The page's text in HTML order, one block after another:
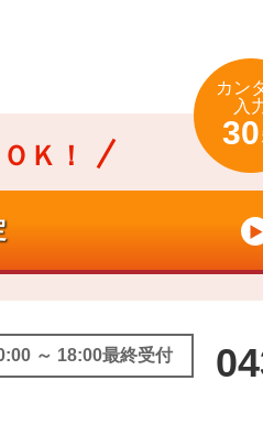
Ｋ！
カン
入
30
～ 18:00最終受付